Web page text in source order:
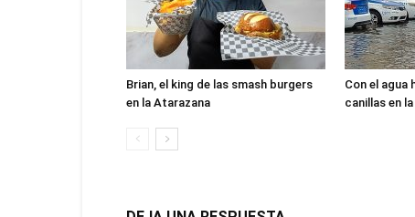
Brian, el king de las smash burgers
en la Atarazana
Con el agua
canillas en